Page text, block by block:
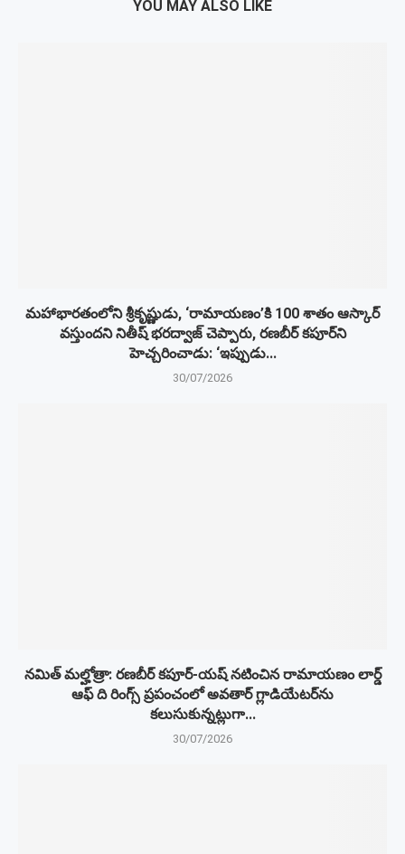
YOU MAY ALSO LIKE
మహాభారతంలోని శ్రీకృష్ణుడు, ‘రామాయణం’కి 100 శాతం ఆస్కార్
వస్తుందని నితీష్ భరద్వాజ్ చెప్పారు, రణబీర్ కపూర్‌ని
హెచ్చరించాడు: ‘ఇప్పుడు...
30/07/2026
నమిత్ మల్హోత్రా: రణబీర్ కపూర్-యష్ నటించిన రామాయణం లార్డ్
ఆఫ్ ది రింగ్స్ ప్రపంచంలో అవతార్ గ్లాడియేటర్‌ను
కలుసుకున్నట్లుగా...
30/07/2026